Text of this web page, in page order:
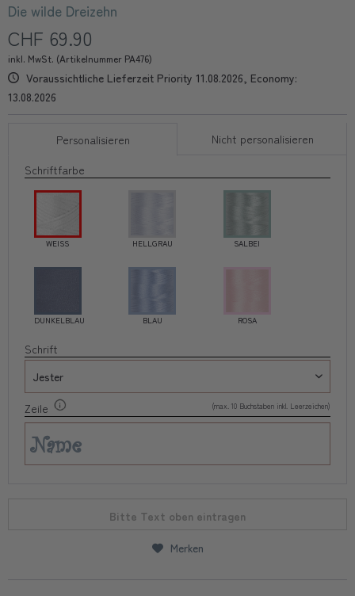
Die wilde Dreizehn
CHF 69.90
inkl. MwSt. (Artikelnummer PA476)
Voraussichtliche Lieferzeit Priority 11.08.2026, Economy:
13.08.2026
Personalisieren
Nicht personalisieren
Schriftfarbe
WEISS HELLGRAU SALBEI
DUNKELBLAU BLAU ROSA
Schrift
Zeile (max. 10 Buchstaben inkl. Leerzeichen)
Bitte Text oben eintragen
Merken